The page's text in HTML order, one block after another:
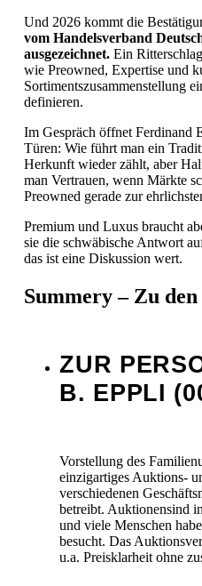
Und 2026 kommt die
vom Handelsverband
ausgezeichnet. Ein
wie Preowned, Expertise und
Sortimentszusammenstellung
definieren.
Im Gespräch öffnet Ferdinand
Türen: Wie führt man ein
Herkunft wieder zählt, aber
man Vertrauen, wenn Märkte
Preowned gerade zur
Premium und Luxus braucht
sie die schwäbische Antwort
das ist eine Diskussion wert.
Summery – Zu
ZUR
B. EPPLI
Vorstellung des
einzigartiges Auktions-
verschiedenen
betreibt. Auktionensind
und viele Menschen
besucht. Das
u.a. Preisklarheit ohne